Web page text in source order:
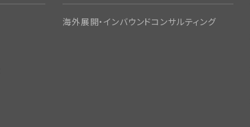
海外展開・インバウンドコンサルティング